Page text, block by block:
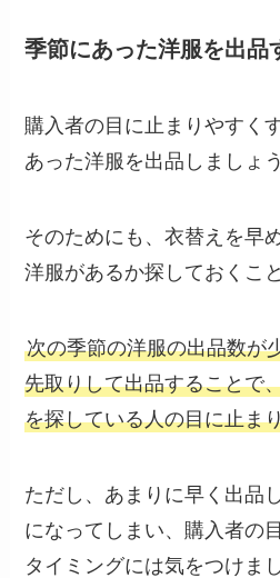
季節にあった洋服を出品
購入者の目に止まりやすく
あった洋服を出品しましょう
そのためにも、衣替えを早
洋服があるか探しておくこ
次の季節の洋服の出品数が
先取りして出品することで
を探している人の目に止ま
ただし、あまりに早く出品
になってしまい、購入者の
タイミングには気をつけま